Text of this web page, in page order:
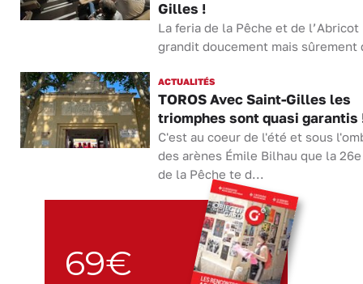
Gilles !
La feria de la Pêche et de l’Abricot
grandit doucement mais sûrement
ACTUALITÉS
TOROS Avec Saint-Gilles les
triomphes sont quasi garantis
C'est au coeur de l'été et sous
des arènes Émile Bilhau que la
de la Pêche te d...
69€